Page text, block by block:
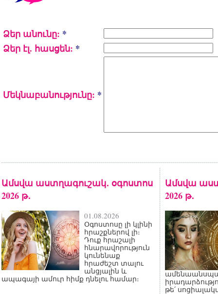
Ձեր անունը: *
Ձեր էլ. հասցեն: *
Մեկնաբանությունը: *
Ամսվա աստղագուշակ․ օգոստոս
2026 թ․
01.08.2026
Օգոստոսը լի կլինի
հրաշքներով լի։
Դուք հրաշալի
հնարավորություն
կունենաք
հրաժեշտ տալու
անցյալին և
ապագայի ամուր հիմք դնելու համար։
Ամսվա
2026 թ․
թե՛